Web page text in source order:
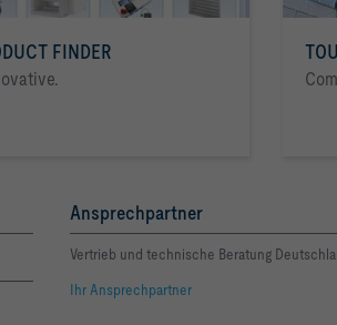
FINDER
Ansprechpartner
Vertrieb und technische Beratung
Ihr Ansprechpartner